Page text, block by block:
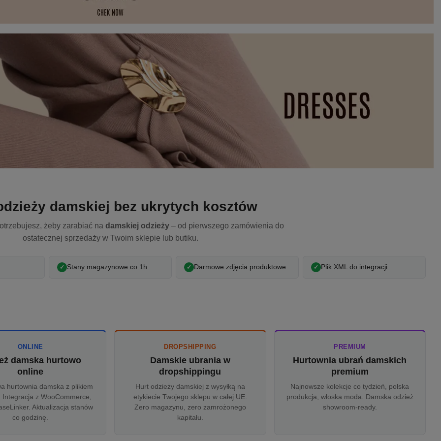
damskiej bez ukrytych kosztów
żeby zarabiać na damskiej odzieży – od pierwszego zamówienia do
ostatecznej sprzedaży w Twoim sklepie lub butiku.
Stany magazynowe co 1h Darmowe zdjęcia produktowe Plik XML do integracji
ONLINE
damska hurtowo
online
hurtownia damska z plikiem
Integracja z WooCommerce,
Aktualizacja stanów
co godzinę.
DROPSHIPPING
Damskie ubrania w
dropshippingu
Hurt odzieży damskiej z wysyłką na
etykiecie Twojego sklepu w całej UE.
Zero magazynu, zero zamrożonego
kapitału.
PREMIUM
Hurtownia ubrań damskich
premium
Najnowsze kolekcje co tydzień, polska
produkcja, włoska moda. Damska odzież
showroom-ready.